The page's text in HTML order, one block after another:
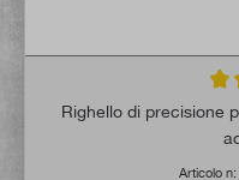
Righello di precisione
Articolo n: